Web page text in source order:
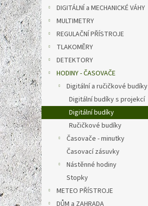
e
l
DIGITÁLNÍ a MECHANICKÉ VÁHY
MULTIMETRY
REGULAČNÍ PŘÍSTROJE
TLAKOMĚRY
DETEKTORY
HODINY - ČASOVAČE
Digitální a ručičkové budíky
Digitální budíky s projekcí
Digitální budíky
Ručičkové budíky
Časovače - minutky
Časovací zásuvky
Nástěnné hodiny
Stopky
METEO PŘÍSTROJE
DŮM a ZAHRADA